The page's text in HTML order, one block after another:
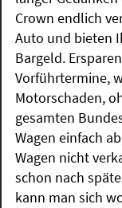
Crown endlich
Auto und bieten
Bargeld.
Vorführtermine,
Motorschaden,
gesamten
Wagen einfach
Wagen nicht
schon nach
kann man sich